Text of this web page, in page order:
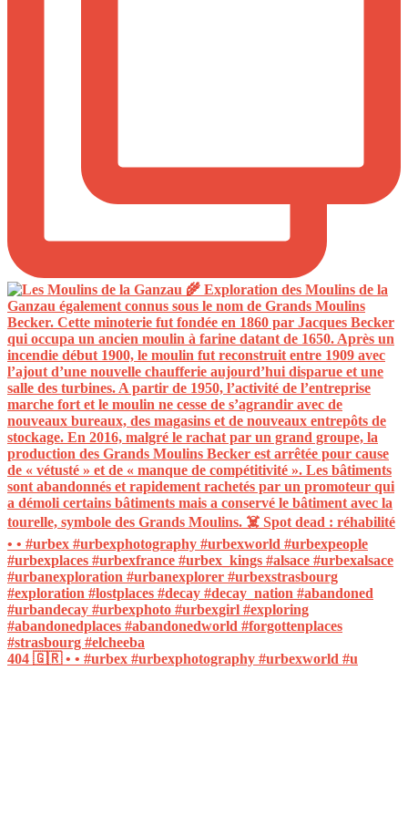
404 🇬🇷 • • #urbex #urbexphotography #urbexworld #u